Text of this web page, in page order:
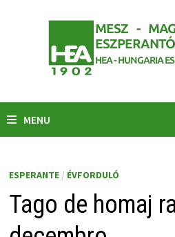
MENU
ESPERANTE/ ÉVFORDULÓ
Tago de homaj